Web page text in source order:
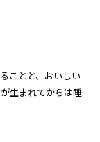
ことと、おいしい
生まれてからは睡